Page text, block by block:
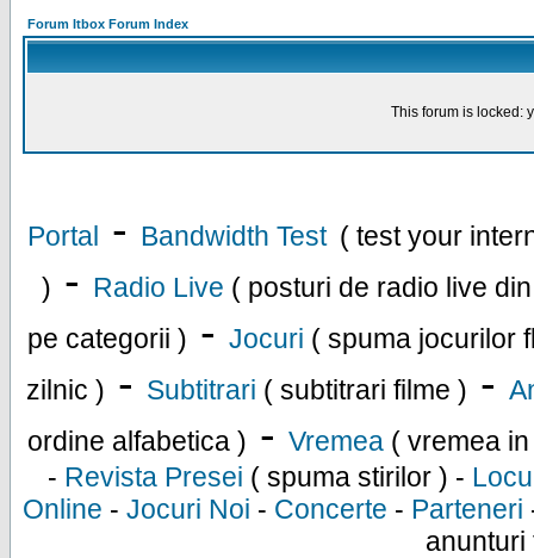
Forum Itbox Forum Index
This forum is locked:
Portal - Bandwidth Test ( test your
) - Radio Live ( posturi de radio live
pe categorii ) - Jocuri ( spuma jocurilor
zilnic ) - Subtitrari ( subtitrari filme ) -
ordine alfabetica ) - Vremea ( vremea
- Revista Presei ( spuma stirilor ) -
Online - Jocuri Noi - Concerte - Parteneri
anunturi